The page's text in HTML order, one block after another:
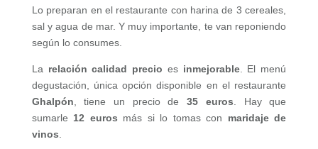
Lo preparan en el restaurante con harina de 3 cereales,
sal y agua de mar. Y muy importante, te van reponiendo
según lo consumes.
La relación calidad precio es inmejorable. El menú
degustación, única opción disponible en el restaurante
Ghalpón , tiene un precio de35 euros . Hay que
sumarle 12 euros más si lo tomas con maridaje de
vinos